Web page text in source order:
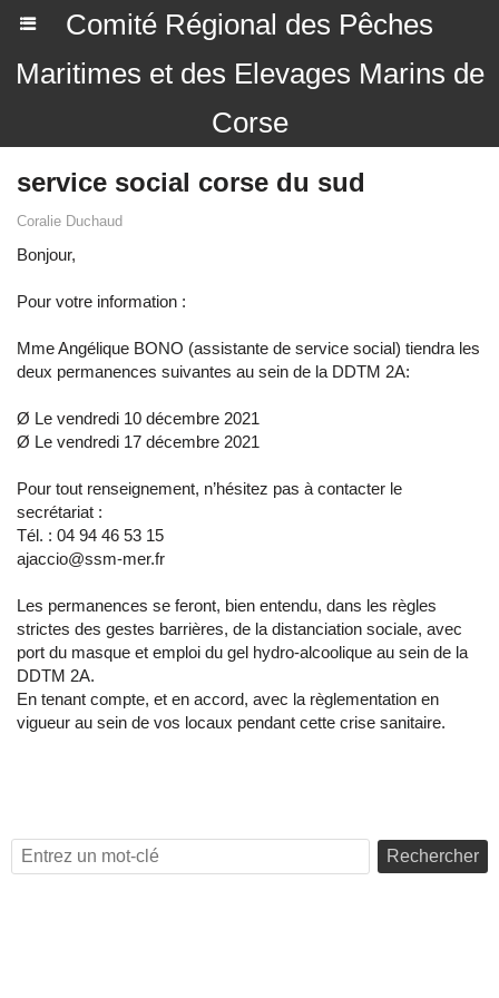
Comité Régional des Pêches
Maritimes et des Elevages Marins de
Corse
service social corse du sud
Coralie Duchaud
Bonjour,
Pour votre information :
Mme Angélique BONO (assistante de service social) tiendra les
deux permanences suivantes au sein de la DDTM 2A:
Ø Le vendredi 10 décembre 2021
Ø Le vendredi 17 décembre 2021
Pour tout renseignement, n’hésitez pas à contacter le
secrétariat :
Tél. : 04 94 46 53 15
ajaccio@ssm-mer.fr
Les permanences se feront, bien entendu, dans les règles
strictes des gestes barrières, de la distanciation sociale, avec
port du masque et emploi du gel hydro-alcoolique au sein de la
DDTM 2A.
En tenant compte, et en accord, avec la règlementation en
vigueur au sein de vos locaux pendant cette crise sanitaire.
Rechercher